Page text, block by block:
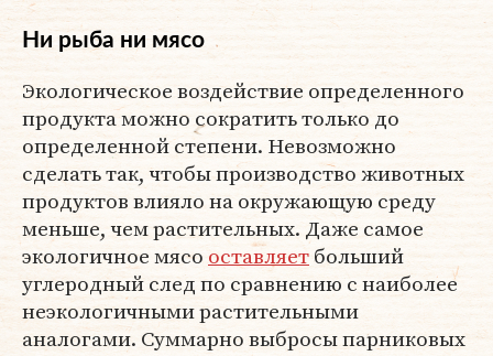
Ни рыба ни мясо
Экологическое воздействие определенного
продукта можно сократить только до
определенной степени. Невозможно
сделать так, чтобы производство животных
продуктов влияло на окружающую среду
меньше, чем растительных. Даже самое
экологичное мясо оставляетбольший
углеродный след по сравнению с наиболее
неэкологичными растительными
аналогами. Суммарно выбросы парниковых